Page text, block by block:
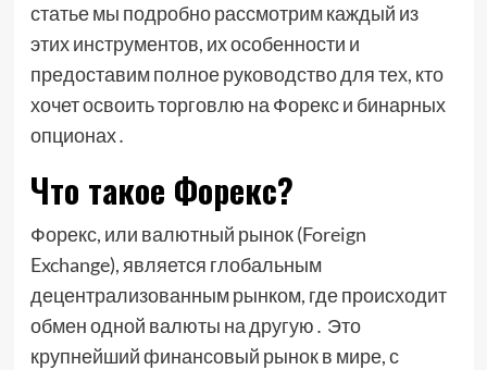
статье мы подробно рассмотрим каждый из
этих инструментов, их особенности и
предоставим полное руководство для тех, кто
хочет освоить торговлю на Форекс и бинарных
опционах․
Что такое Форекс?
Форекс, или валютный рынок (Foreign
Exchange), является глобальным
децентрализованным рынком, где происходит
обмен одной валюты на другую․ Это
крупнейший финансовый рынок в мире, с